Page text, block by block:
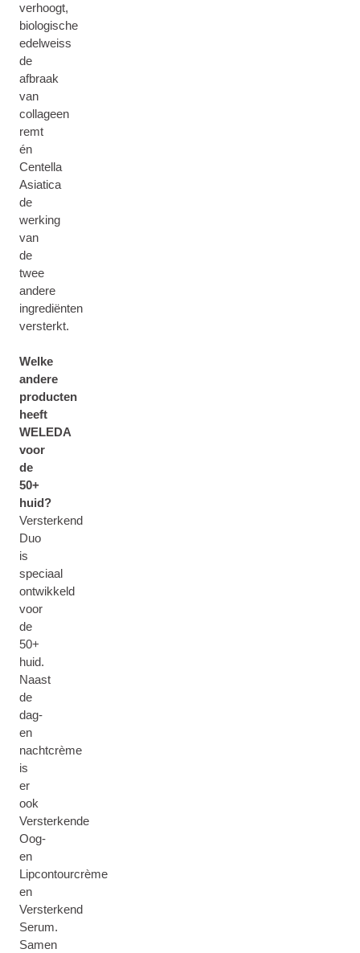
verhoogt,
biologische
edelweiss
de
afbraak
van
collageen
remt
én
Centella
Asiatica
de
werking
van
de
twee
andere
ingrediënten
versterkt.
Welke
andere
producten
heeft
WELEDA
voor
de
50+
huid?
Versterkend
Duo
is
speciaal
ontwikkeld
voor
de
50+
huid.
Naast
de
dag-
en
nachtcrème
is
er
ook
Versterkende
Oog-
en
Lipcontourcrème
en
Versterkend
Serum.
Samen